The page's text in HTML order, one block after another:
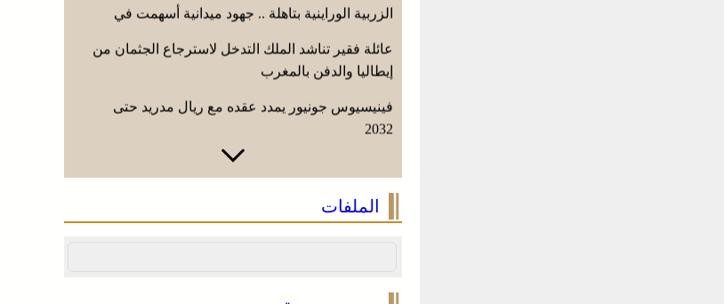
الزربية الوراينية بتاهلة .. جهود ميدانية أسهمت في
عائلة فقير تناشد الملك التدخل لاسترجاع الجثمان من
إيطاليا والدفن بالمغرب
فينيسيوس جونيور يمدد عقده مع ريال مدريد حتى
2032
انطلاق الدورة الأولى من مهرجان السعيدية للموسيقى
يقظة أمنية وتنظيم محكم يواكبان افتتاح مهرجان
الملفات